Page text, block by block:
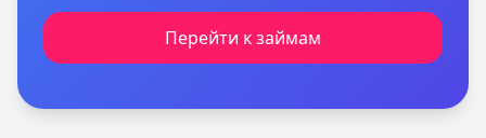
Перейти к займам